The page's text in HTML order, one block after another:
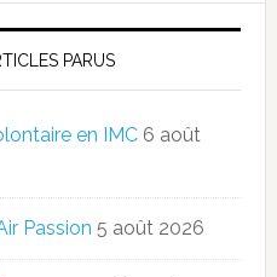
PARUS
en IMC 6 août
Passion 5 août 2026